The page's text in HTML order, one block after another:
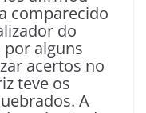
comparecido
do
alguns
acertos no
teve os
A